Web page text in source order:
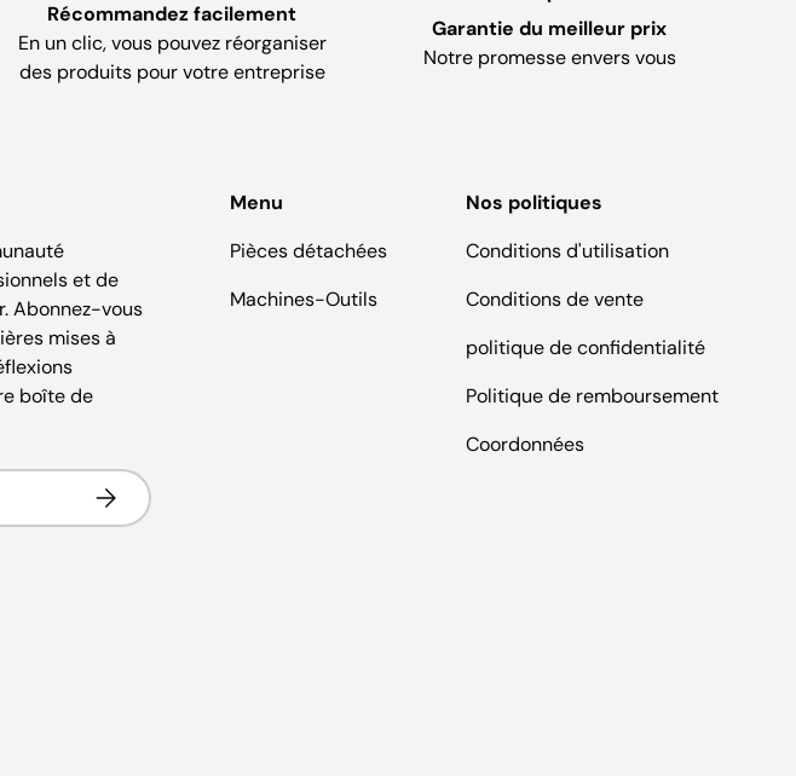
Récommandez facilement
En un clic, vous pouvez réorganiser
des produits pour votre entreprise
Garantie du meilleur prix
Notre promesse envers vous
et de
Abonnez-vous
mises à
boîte de
S’inscrire
Menu
Pièces détachées
Machines-Outils
Nos politiques
Conditions d'utilisation
Conditions de vente
politique de confidentialité
Politique de remboursement
Coordonnées